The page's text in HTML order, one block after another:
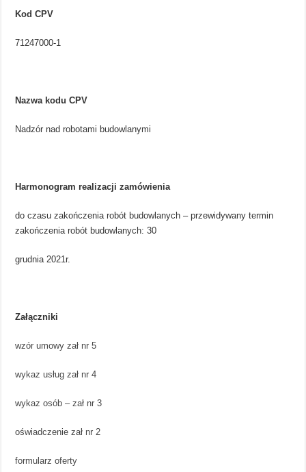
Kod CPV
71247000-1
Nazwa kodu CPV
Nadzór nad robotami budowlanymi
Harmonogram realizacji zamówienia
do czasu zakończenia robót budowlanych – przewidywany termin
zakończenia robót budowlanych: 30
grudnia 2021r.
Załączniki
wzór umowy zał nr 5
wykaz usług zał nr 4
wykaz osób – zał nr 3
oświadczenie zał nr 2
formularz oferty